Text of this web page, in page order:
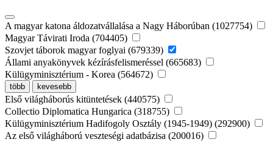
A magyar katona áldozatvállalása a Nagy Háborúban (1027754)
Magyar Távirati Iroda (704405)
Szovjet táborok magyar foglyai (679339)
Állami anyakönyvek kézírásfelismeréssel (665683)
Külügyminisztérium - Korea (564672)
több kevesebb
Első világháborús kitüntetések (440575)
Collectio Diplomatica Hungarica (318755)
Külügyminisztérium Hadifogoly Osztály (1945-1949) (292900)
Az első világháború veszteségi adatbázisa (200016)